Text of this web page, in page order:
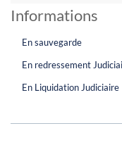
Informations
En sauvegarde
En redressement
En Liquidation Judiciaire